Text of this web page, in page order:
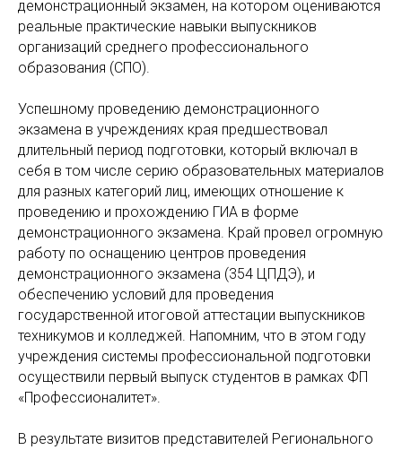
демонстрационный экзамен, на котором оцениваются
реальные практические навыки выпускников
организаций среднего профессионального
образования (СПО).
Успешному проведению демонстрационного
экзамена в учреждениях края предшествовал
длительный период подготовки, который включал в
себя в том числе серию образовательных материалов
для разных категорий лиц, имеющих отношение к
проведению и прохождению ГИА в форме
демонстрационного экзамена. Край провел огромную
работу по оснащению центров проведения
демонстрационного экзамена (354 ЦПДЭ), и
обеспечению условий для проведения
государственной итоговой аттестации выпускников
техникумов и колледжей. Напомним, что в этом году
учреждения системы профессиональной подготовки
осуществили первый выпуск студентов в рамках ФП
«Профессионалитет».
В результате визитов представителей Регионального